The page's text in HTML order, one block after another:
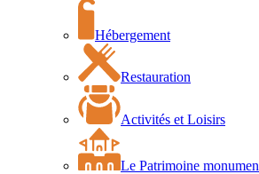
Hébergement
Restauration
Activités et Loisirs
Le Patrimoine